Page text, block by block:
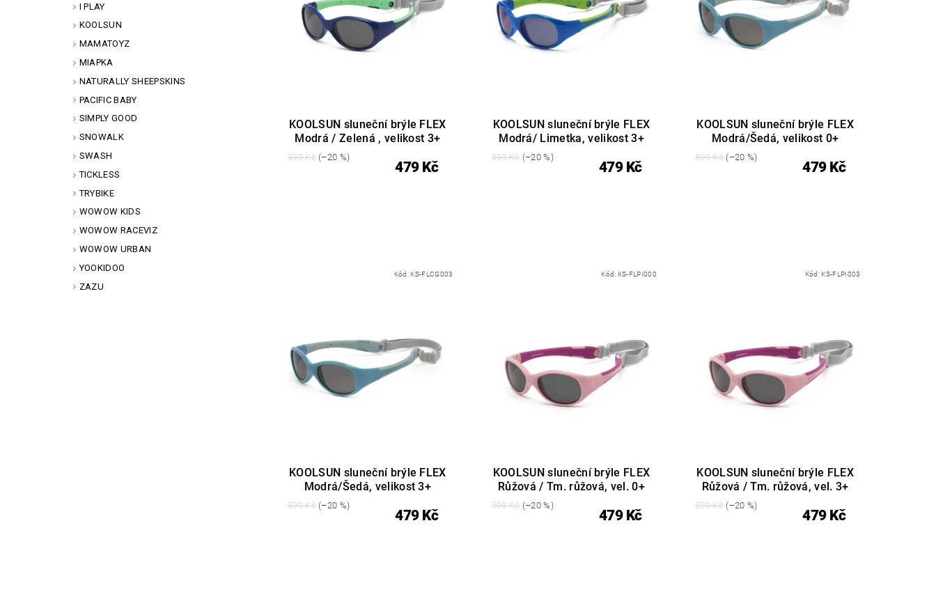
I PLAY
KOOLSUN
MAMATOYZ
MIAPKA
NATURALLY SHEEPSKINS
PACIFIC BABY
SIMPLY GOOD
SNOWALK
SWASH
TICKLESS
TRYBIKE
WOWOW KIDS
WOWOW RACEVIZ
WOWOW URBAN
YOOKIDOO
ZAZU
KOOLSUN sluneční brýle FLEX
Modrá / Zelená , velikost 3+
599 Kč(–20 %)
479 Kč
KOOLSUN sluneční brýle FLEX
Modrá/ Limetka, velikost 3+
599 Kč (–20 %)
479 Kč
KOOLSUN sluneční brýle FLEX
Modrá/Šedá, velikost 0+
599 Kč (–20 %)
479 Kč
Kód: KS-FLCG003
KOOLSUN sluneční brýle FLEX
Modrá/Šedá, velikost 3+
599 Kč(–20 %)
479 Kč
Kód: KS-FLPI000
KOOLSUN sluneční brýle FLEX
Růžová / Tm. růžová, vel. 0+
599 Kč (–20 %)
479 Kč
Kód: KS-FLPI003
KOOLSUN sluneční brýle FLEX
Růžová / Tm. růžová, vel. 3+
599 Kč (–20 %)
479 Kč